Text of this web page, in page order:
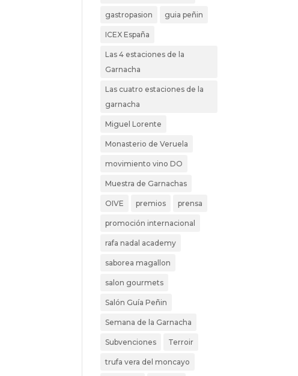
gastropasion guia peñin
ICEX España
Las 4 estaciones de la
Garnacha
Las cuatro estaciones de la
garnacha
Miguel Lorente
Monasterio de Veruela
movimiento vino DO
Muestra de Garnachas
OIVE premios prensa
promoción internacional
rafa nadal academy
saborea magallon
salon gourmets
Salón Guía Peñin
Semana de la Garnacha
Subvenciones Terroir
trufa vera del moncayo